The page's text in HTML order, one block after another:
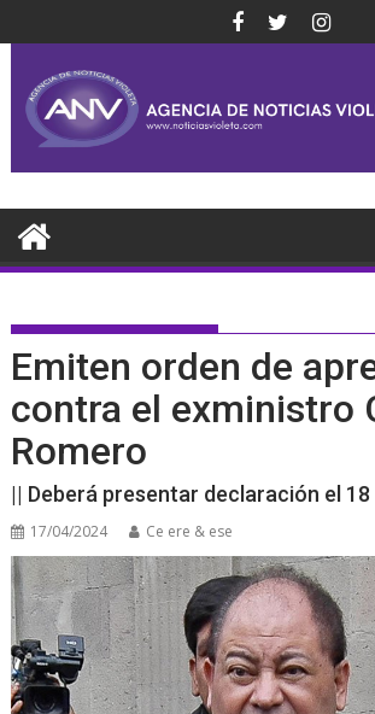
al
contenido
Emiten orden de
contra el exministro
Romero
|| Deberá presentar declaración el 18
17/04/2024 Ce ere & ese